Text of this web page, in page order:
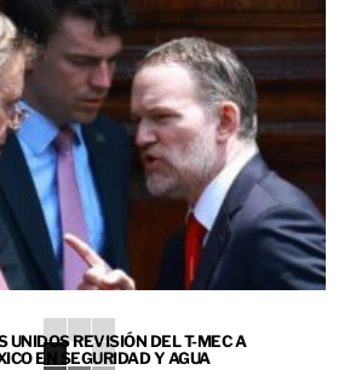
UNIDOS REVISIÓN DEL T-MEC A
EN SEGURIDAD Y AGUA